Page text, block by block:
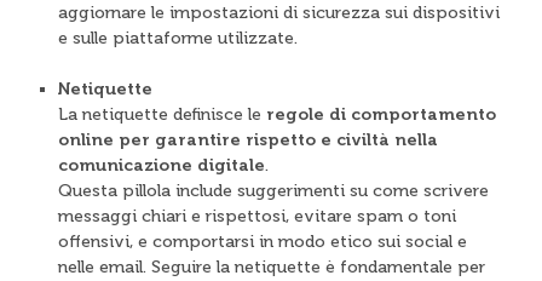
aggiornare le impostazioni di sicurezza sui dispositivi
e sulle piattaforme utilizzate.
Netiquette
La netiquette definisce le regole di comportamento
online per garantire rispetto e civiltà nella
comunicazione digitale.
Questa pillola include suggerimenti su come scrivere
messaggi chiari e rispettosi, evitare spam o toni
offensivi, e comportarsi in modo etico sui social e
nelle email. Seguire la netiquette è fondamentale per